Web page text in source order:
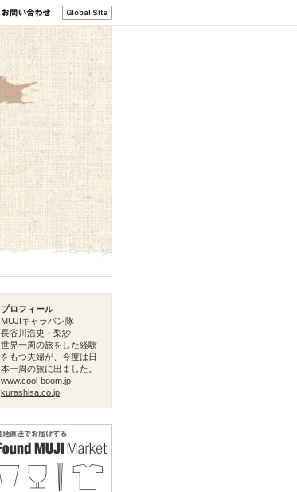
プロフィール
MUJIキャラバン隊
長谷川浩史・梨紗
世界一周の旅をした経験
をもつ夫婦が、今度は日
本一周の旅に出ました。
www.cool-boom.jp
kurashisa.co.jp